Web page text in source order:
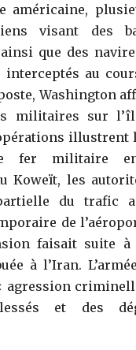
américaine,
visant des
que des
interceptés au
Washington
militaires sur
illustrent
fer militaire
Koweït, les
du trafic
de
faisait suite à
à l’Iran.
agression
et des